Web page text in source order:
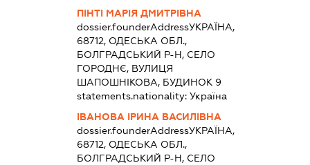
ПІНТІ МАРІЯ ДМИТРІВНА
dossier.founderAddressУКРАЇНА,
68712, ОДЕСЬКА ОБЛ.,
БОЛГРАДСЬКИЙ Р-Н, СЕЛО
ГОРОДНЄ, ВУЛИЦЯ
ШАПОШНІКОВА, БУДИНОК 9
statements.nationality: Україна
ІВАНОВА ІРИНА ВАСИЛІВНА
dossier.founderAddressУКРАЇНА,
68712, ОДЕСЬКА ОБЛ.,
БОЛГРАДСЬКИЙ Р-Н, СЕЛО